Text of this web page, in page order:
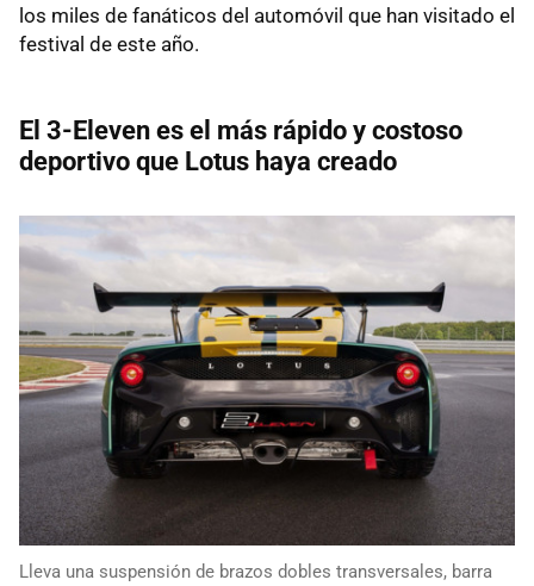
los miles de fanáticos del automóvil que han visitado el
festival de este año.
El 3-Eleven es el más rápido y costoso
deportivo que Lotus haya creado
Lleva una suspensión de brazos dobles transversales, barra